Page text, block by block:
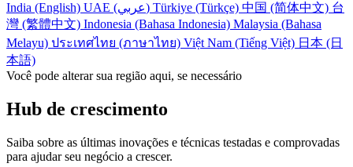
India (English)
UAE (عربي) Türkiye (Türkçe) 中国 (简体中文) 台
灣 (繁體中文) Indonesia (Bahasa Indonesia) Malaysia (Bahasa
Melayu) ประเทศไทย (ภาษาไทย) Việt Nam (Tiếng Việt) 日本 (日
本語)
Você pode alterar sua região aqui, se necessário
Hub de crescimento
Saiba sobre as últimas inovações e técnicas testadas e comprovadas
para ajudar seu negócio a crescer.